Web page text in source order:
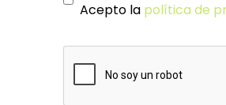
Acepto la política de